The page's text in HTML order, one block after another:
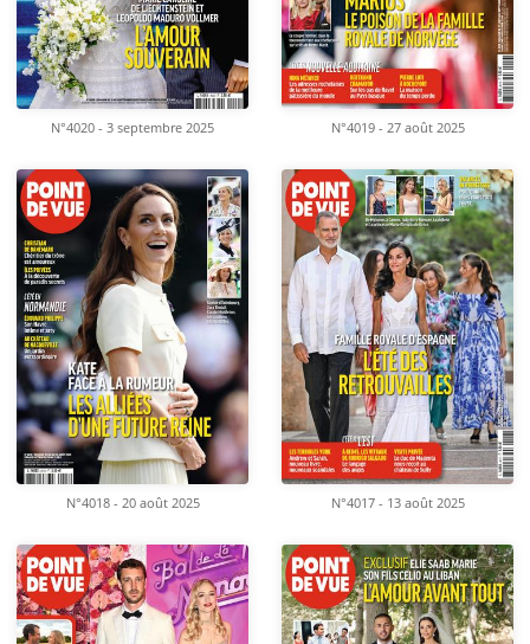
N°4020 - 3 septembre 2025 N°4019 - 27 août 2025
N°4018 - 20 août 2025 N°4017 - 13 août 2025